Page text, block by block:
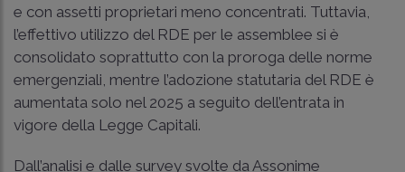
e con assetti proprietari meno concentrati. Tuttavia,
l’effettivo utilizzo del RDE per le assemblee si è
consolidato soprattutto con la proroga delle norme
emergenziali, mentre l’adozione statutaria del RDE è
aumentata solo nel 2025 a seguito dell’entrata in
vigore della Legge Capitali.
Dall’analisi e dalle survey svolte da Assonime